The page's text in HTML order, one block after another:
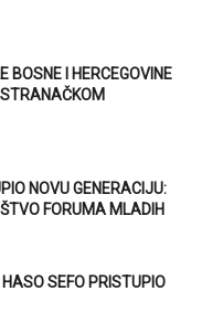
BOSNE I HERCEGOVINE
NOVU GENERACIJU:
FORUMA MLADIH
SEFO PRISTUPIO